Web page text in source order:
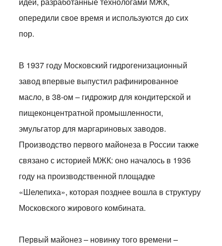
опередили свое время и используются до сих
пор.
В 1937 году Московский гидрогенизационный
завод впервые выпустил рафинированное
масло, в 38-ом – гидрожир для кондитерской и
пищеконцентратной промышленности,
эмульгатор для маргариновых заводов.
Производство первого майонеза в России также
связано с историей МЖК: оно началось в 1936
году на производственной площадке
«Шелепиха», которая позднее вошла в структуру
Московского жирового комбината.
Первый майонез – новинку того времени –